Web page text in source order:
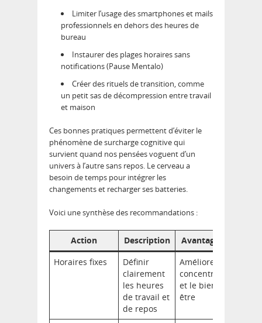
Limiter l’usage des smartphones et mails
professionnels en dehors des heures de
bureau
Instaurer des plages horaires sans
notifications (Pause Mentalo)
Créer des rituels de transition, comme
un petit sas de décompression entre travail
et maison
Ces bonnes pratiques permettent d’éviter le
phénomène de surcharge cognitive qui
survient quand nos pensées voguent d’un
univers à l’autre sans repos. Le cerveau a
besoin de temps pour intégrer les
changements et recharger ses batteries.
Voici une synthèse des recommandations :
Action Description
Avantage clé
Horaires fixes
Définir
clairement
les heures
de travail et
de repos
Améliore la
concentration
et le bien-
être